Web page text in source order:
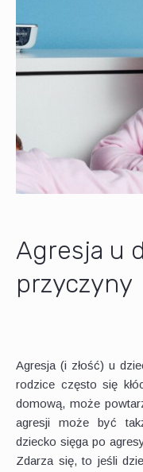
Agresja u
przyczyny
Agresja (i złość) u
rodzice często się
domową, może
agresji może być
dziecko sięga po
Zdarza się, to jeśli